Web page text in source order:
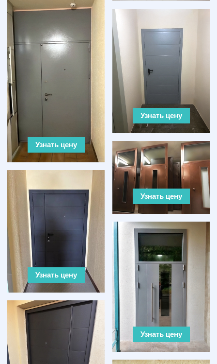
Узнать цену
Узнать цену
Узнать цену
Узнать цену
Узнать цену